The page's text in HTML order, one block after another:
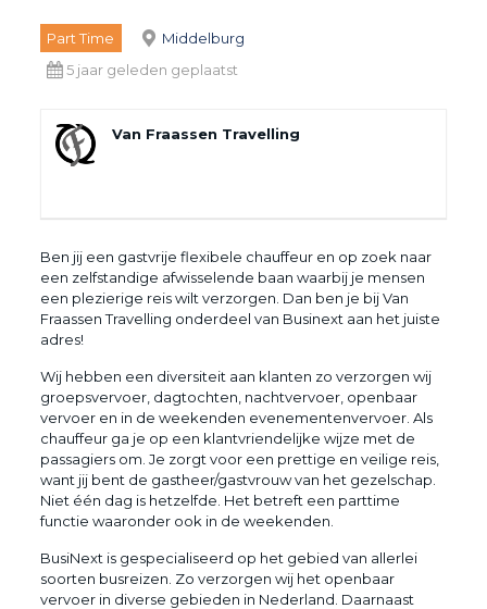
Part Time
Middelburg
5 jaar geleden geplaatst
Van Fraassen Travelling
Ben jij een gastvrije flexibele chauffeur en op zoek naar
een zelfstandige afwisselende baan waarbij je mensen
een plezierige reis wilt verzorgen. Dan ben je bij Van
Fraassen Travelling onderdeel van Businext aan het juiste
adres!
Wij hebben een diversiteit aan klanten zo verzorgen wij
groepsvervoer, dagtochten, nachtvervoer, openbaar
vervoer en in de weekenden evenementenvervoer. Als
chauffeur ga je op een klantvriendelijke wijze met de
passagiers om. Je zorgt voor een prettige en veilige reis,
want jij bent de gastheer/gastvrouw van het gezelschap.
Niet één dag is hetzelfde. Het betreft een parttime
functie waaronder ook in de weekenden.
BusiNext is gespecialiseerd op het gebied van allerlei
soorten busreizen. Zo verzorgen wij het openbaar
vervoer in diverse gebieden in Nederland. Daarnaast